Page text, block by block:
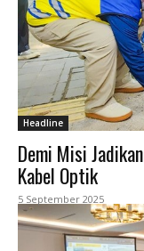
Headline
Demi Misi
Kabel Optik
5 September 2025